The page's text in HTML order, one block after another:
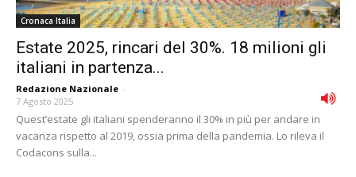
Cronaca Italia
Estate 2025, rincari del 30%. 18 milioni gli
italiani in partenza...
Redazione Nazionale -
7 Agosto 2025
Quest’estate gli italiani spenderanno il 30% in più per andare in
vacanza rispetto al 2019, ossia prima della pandemia. Lo rileva il
Codacons sulla...